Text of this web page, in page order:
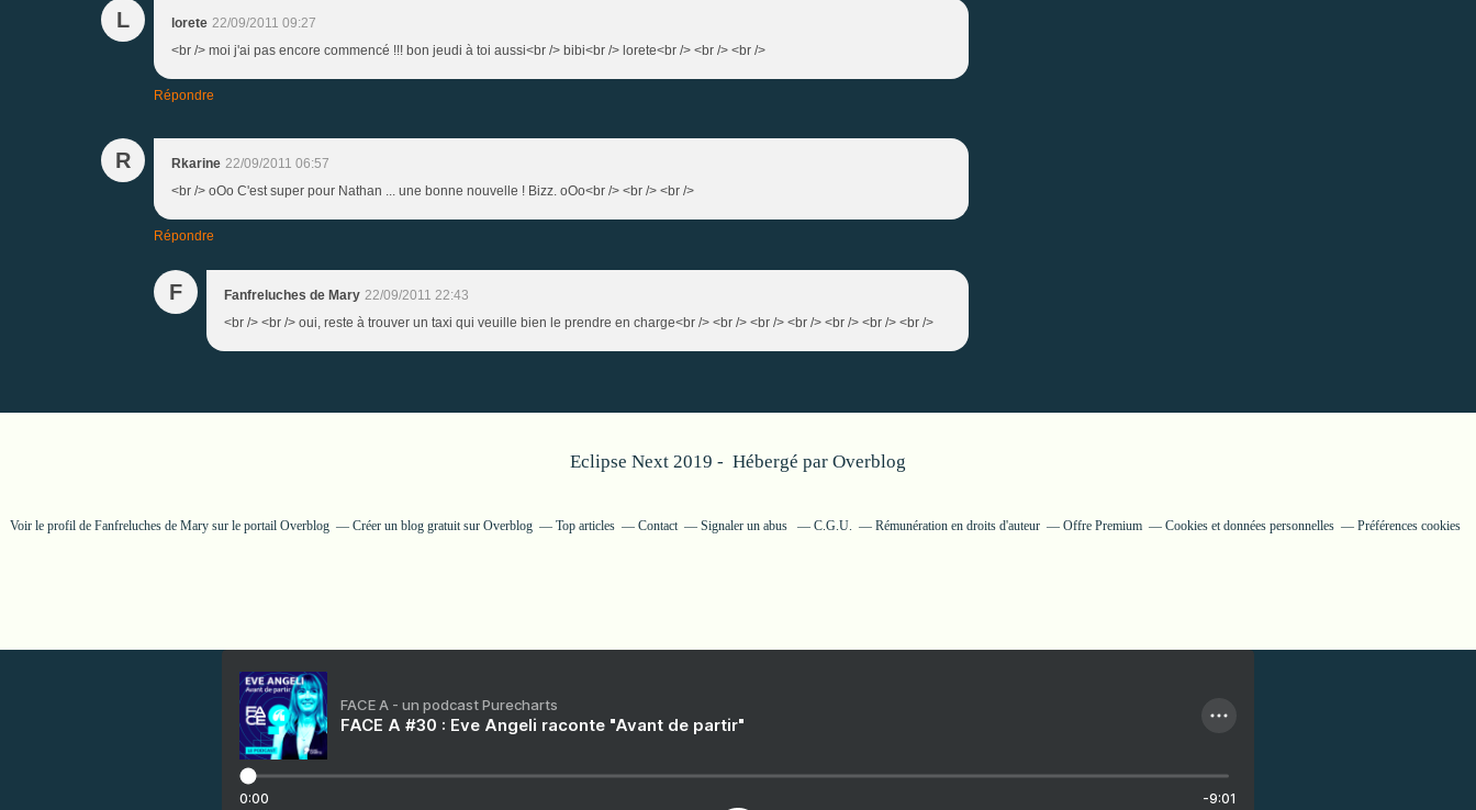
L lorete 22/09/2011 09:27
<br /> moi j'ai pas encore commencé !!! bon jeudi à toi aussi<br /> bibi<br /> lorete<br /> <br /> <br />
Répondre
R Rkarine 22/09/2011 06:57
<br /> oOo C'est super pour Nathan ... une bonne nouvelle ! Bizz. oOo<br /> <br /> <br />
Répondre
F Fanfreluches de Mary 22/09/2011 22:43
<br /> <br /> oui, reste à trouver un taxi qui veuille bien le prendre en charge<br /> <br /> <br /> <br /> <br /> <br /> <br />
Eclipse Next 2019 - Hébergé par Overblog
Voir le profil de Fanfreluches de Marysur le portail Overblog Créer un blog gratuit sur Overblog Top articles Contact Signaler un abus C.G.U. Rémunération en droits d'auteur Offre Premium Cookies et données personnelles Préférences cookies
FACE A - un podcast Purecharts
FACE A #30 : Eve Angeli raconte "Avant de partir"
0:00 -9:01